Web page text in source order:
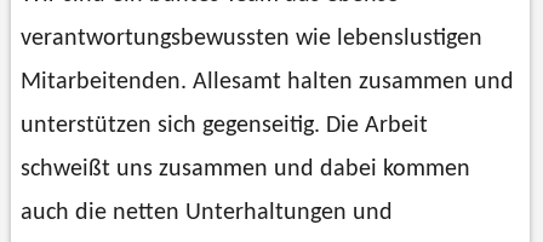
verantwortungsbewussten wie lebenslustigen
Mitarbeitenden. Allesamt halten zusammen und
unterstützen sich gegenseitig. Die Arbeit
schweißt uns zusammen und dabei kommen
auch die netten Unterhaltungen und